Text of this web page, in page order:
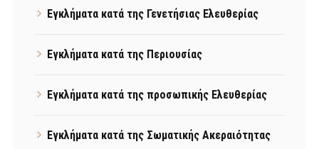
Εγκλήματα κατά της Γενετήσιας Ελευθερίας
Εγκλήματα κατά της Περιουσίας
Εγκλήματα κατά της προσωπικής Ελευθερίας
Εγκλήματα κατά της Σωματικής Ακεραιότητας